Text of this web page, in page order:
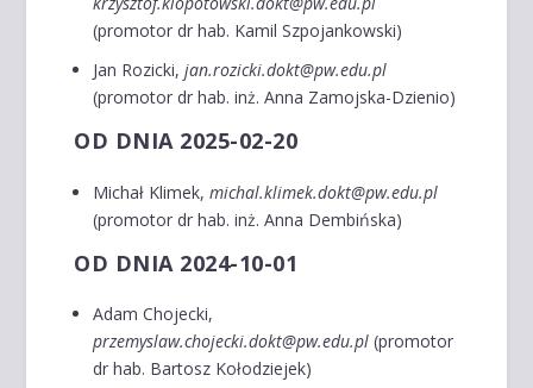
(promotor dr hab. Kamil Szpojankowski)
Jan Rozicki,jan.rozicki.dokt@pw.edu.pl
(promotor dr hab. inż. Anna Zamojska-Dzienio)
OD DNIA 2025-02-20
Michał Klimek,michal.klimek.dokt@pw.edu.pl
(promotor dr hab. inż. Anna Dembińska)
OD DNIA 2024-10-01
Adam Chojecki,
przemyslaw.chojecki.dokt@pw.edu.pl (promotor
dr hab. Bartosz Kołodziejek)